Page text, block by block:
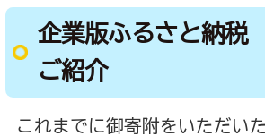
企業版ふるさと納
ご紹介
これまでに御寄附をいただい